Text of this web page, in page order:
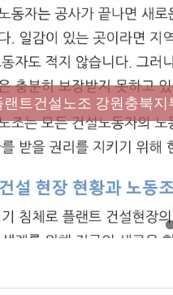
만도가 책임져라 : 청
트건설노조 강원충북지
시단 사업 이모저모
전국학교비정규직노동
합창단 모임